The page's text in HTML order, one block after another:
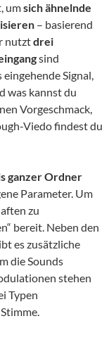
umsich ähnelnde
– basierend
nutztdrei
sind
Signal,
was kannst du
Vorgeschmack,
Viedo findest du
ganzer Ordner
Parameter. Um
zu
bereit. Neben den
es zusätzliche
die Sounds
stehen
Typen